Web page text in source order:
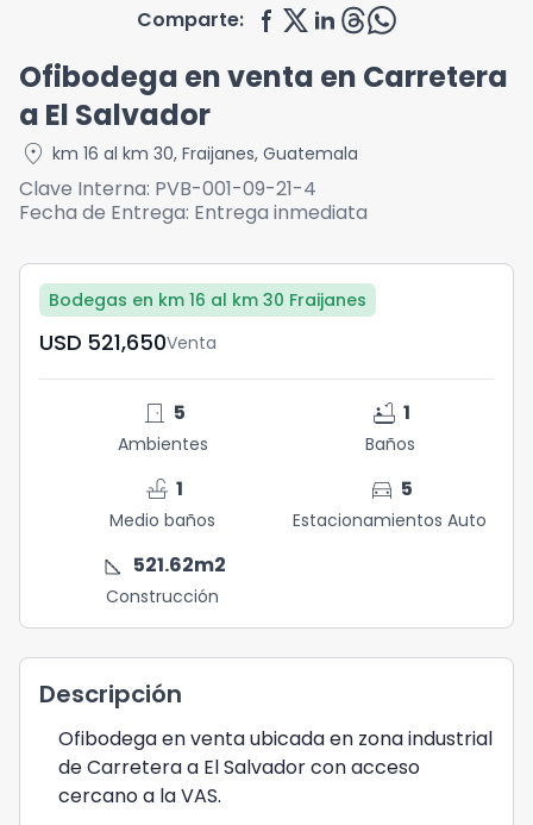
Comparte:
Ofibodega en venta en Carretera
a El Salvador
location_on km 16 al km 30, Fraijanes, Guatemala
Clave Interna: PVB-001-09-21-4
Fecha de Entrega: Entrega inmediata
Bodegas en km 16 al km 30 Fraijanes
USD	521,650Venta
door_front 5
Ambientes
bathtub 1
Baños
faucet 1
Medio baños
directions_car 5
Estacionamientos Auto
square_foot 521.62m2
Construcción
Descripción
Ofibodega en venta ubicada en zona industrial
de Carretera a El Salvador con acceso
cercano a la VAS.